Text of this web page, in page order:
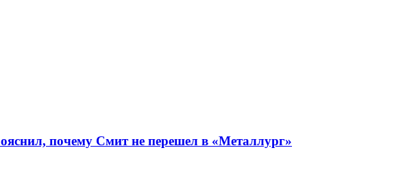
почему Смит не перешел в «Металлург»